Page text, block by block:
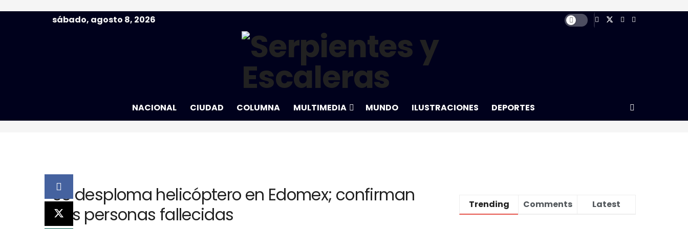
sábado, agosto 8, 2026
NACIONAL CIUDAD COLUMNA MULTIMEDIA MUNDO ILUSTRACIONES DEPORTES
Se desploma helicóptero en Edomex; confirman
dos personas fallecidas
Trending Comments Latest